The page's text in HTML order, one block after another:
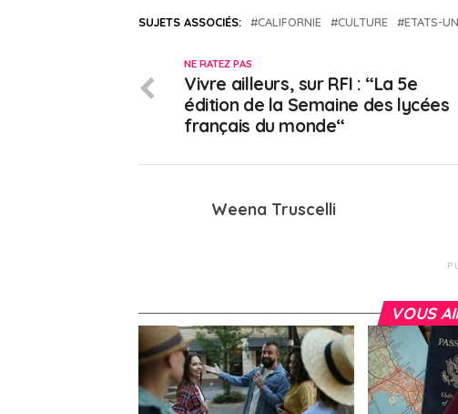
SUJETS ASSOCIÉS: CALIFORNIE CULTURE ETATS-
NE RATEZ PAS
Vivre ailleurs, sur RFI : “La 5e
édition de la Semaine des lycées
français du monde“
Weena Truscelli
VOUS